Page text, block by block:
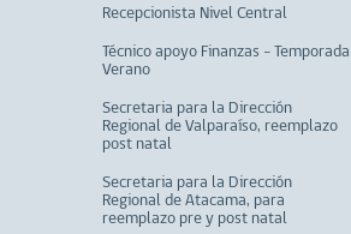
Recepcionista Nivel Central
Técnico apoyo Finanzas - Temporada
Verano
Secretaria para la Dirección
Regional de Valparaíso, reemplazo
post natal
Secretaria para la Dirección
Regional de Atacama, para
reemplazo pre y post natal